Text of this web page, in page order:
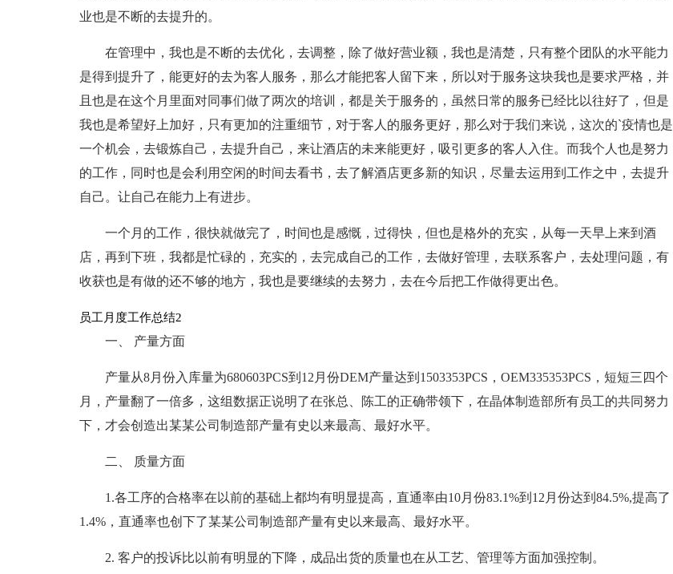
业也是不断的去提升的。
在管理中，我也是不断的去优化，去调整，除了做好营业额，我也是清楚，只有整个团队的水平能力
是得到提升了，能更好的去为客人服务，那么才能把客人留下来，所以对于服务这块我也是要求严格，并
且也是在这个月里面对同事们做了两次的培训，都是关于服务的，虽然日常的服务已经比以往好了，但是
我也是希望好上加好，只有更加的注重细节，对于客人的服务更好，那么对于我们来说，这次的`疫情也是
一个机会，去锻炼自己，去提升自己，来让酒店的未来能更好，吸引更多的客人入住。而我个人也是努力
的工作，同时也是会利用空闲的时间去看书，去了解酒店更多新的知识，尽量去运用到工作之中，去提升
自己。让自己在能力上有进步。
一个月的工作，很快就做完了，时间也是感慨，过得快，但也是格外的充实，从每一天早上来到酒
店，再到下班，我都是忙碌的，充实的，去完成自己的工作，去做好管理，去联系客户，去处理问题，有
收获也是有做的还不够的地方，我也是要继续的去努力，去在今后把工作做得更出色。
员工月度工作总结2
一、 产量方面
产量从8月份入库量为680603PCS到12月份DEM产量达到1503353PCS，OEM335353PCS，短短三四个
月，产量翻了一倍多，这组数据正说明了在张总、陈工的正确带领下，在晶体制造部所有员工的共同努力
下，才会创造出某某公司制造部产量有史以来最高、最好水平。
二、 质量方面
1.各工序的合格率在以前的基础上都均有明显提高，直通率由10月份83.1%到12月份达到84.5%,提高了
1.4%，直通率也创下了某某公司制造部产量有史以来最高、最好水平。
2. 客户的投诉比以前有明显的下降，成品出货的质量也在从工艺、管理等方面加强控制。